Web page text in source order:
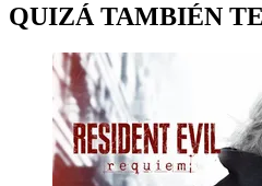
QUIZÁ TAMBIÉN